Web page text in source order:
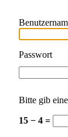
Passwort
Bitte gib
15 − 4 =